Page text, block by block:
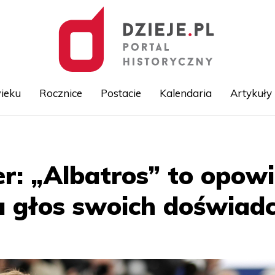
Rocznice Postacie Kalendaria Artykuły
„Albatros” to
swoich